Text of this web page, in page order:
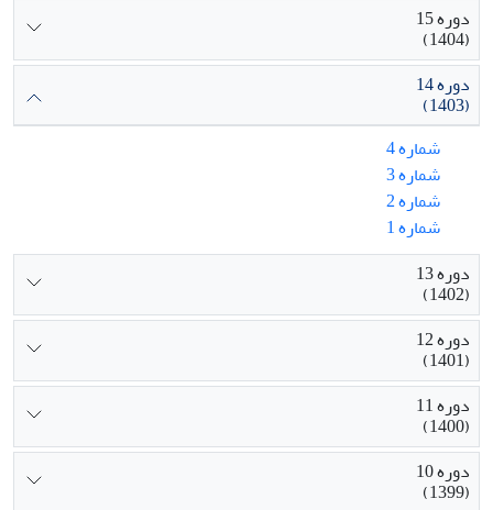
دوره 15
(1404)
دوره 14
(1403)
شماره 4
شماره 3
شماره 2
شماره 1
دوره 13
(1402)
دوره 12
(1401)
دوره 11
(1400)
دوره 10
(1399)